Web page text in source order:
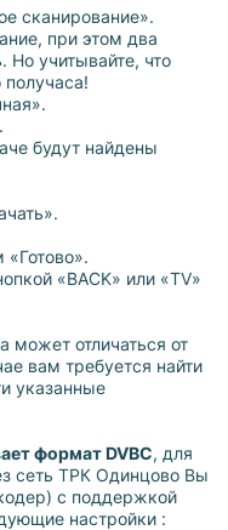
сканирование».
при этом два
учитывайте, что
будут найдены
«BACK» или «TV»
может отличаться от
вам требуется найти
указанные
формат DVBC, для
сеть ТРК Одинцово Вы
с поддержкой
настройки :